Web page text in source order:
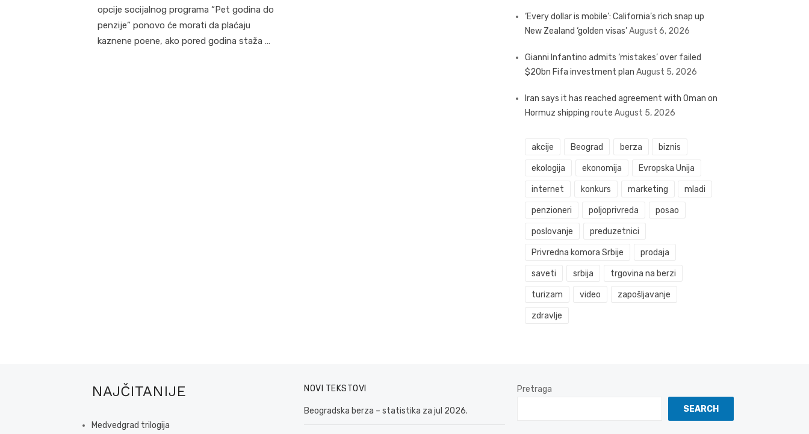
opcije socijalnog programa “Pet godina do
penzije” ponovo će morati da plaćaju
kaznene poene, ako pored godina staža …
‘Every dollar is mobile’: California’s rich snap up
New Zealand ‘golden visas’August 6, 2026
Gianni Infantino admits ‘mistakes’ over failed
$20bn Fifa investment plan August 5, 2026
Iran says it has reached agreement with Oman on
Hormuz shipping route August 5, 2026
akcije Beograd berza biznis
ekologija ekonomija Evropska Unija
internet konkurs marketing mladi
penzioneri poljoprivreda posao
poslovanje preduzetnici
Privredna komora Srbije prodaja
saveti srbija trgovina na berzi
turizam video zapošljavanje
zdravlje
NAJČITANIJE
Medvedgrad trilogija
NOVI TEKSTOVI
Beogradska berza – statistika za jul 2026.
Pretraga
SEARCH